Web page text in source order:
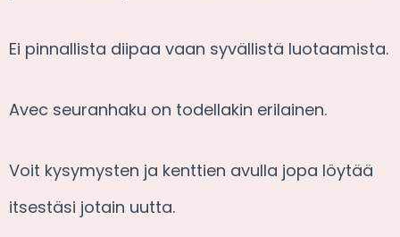
Ei pinnallista diipaa vaan syvällistä luotaamista.
Avec seuranhaku on todellakin erilainen.
Voit kysymysten ja kenttien avulla jopa löytää
itsestäsi jotain uutta.